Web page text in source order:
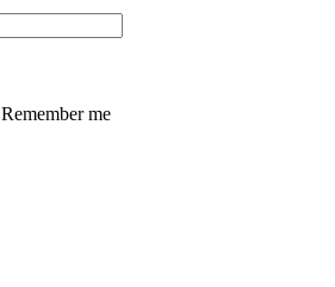
Remember me